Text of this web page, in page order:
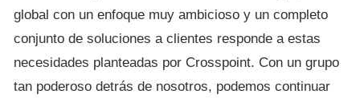
global con un enfoque muy ambicioso y un completo
conjunto de soluciones a clientes responde a estas
necesidades planteadas por Crosspoint. Con un grupo
tan poderoso detrás de nosotros, podemos continuar